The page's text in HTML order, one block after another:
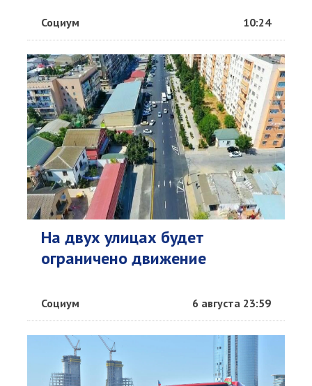
Социум 10:24
На двух улицах будет
ограничено движение
Социум 6 августа 23:59